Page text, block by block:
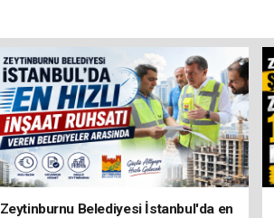
Zeytinburnu Belediyesi İstanbul'da en